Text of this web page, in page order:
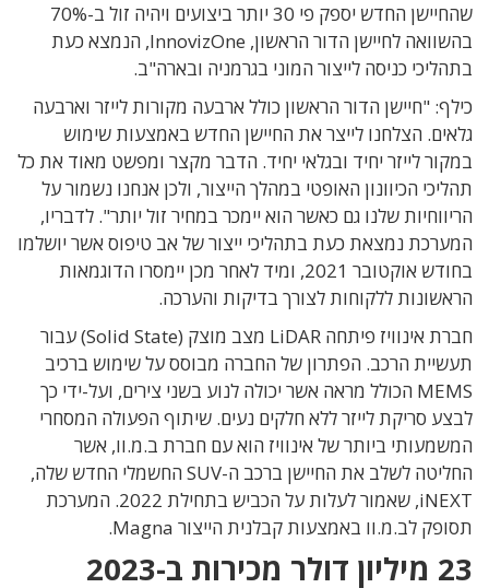
שהחיישן החדש יספק פי 30 יותר ביצועים ויהיה זול ב-70%
בהשוואה לחיישן הדור הראשון, InnovizOne, הנמצא כעת
בתהליכי כניסה לייצור המוני בגרמניה ובארה"ב.
כילף: "חיישן הדור הראשון כולל ארבעה מקורות לייזר וארבעה
גלאים. הצלחנו לייצר את החיישן החדש באמצעות שימוש
במקור לייזר יחיד ובגלאי יחיד. הדבר מקצר ומפשט מאוד את כל
תהליכי הכיוונון האופטי במהלך הייצור, ולכן אנחנו נשמור על
הריווחיות שלנו גם כאשר הוא יימכר במחיר זול יותר". לדבריו,
המערכת נמצאת כעת בתהליכי ייצור של אב טיפוס אשר יושלמו
בחודש אוקטובר 2021, ומיד לאחר מכן יימסרו הדוגמאות
הראשונות ללקוחות לצורך בדיקות והערכה.
חברת אינוויז פיתחה LiDAR מצב מוצק (Solid State) עבור
תעשיית הרכב. הפתרון של החברה מבוסס על שימוש ברכיב
MEMS הכולל מראה אשר יכולה לנוע בשני צירים, ועל-ידי כך
לבצע סריקת לייזר ללא חלקים נעים. שיתוף הפעולה המסחרי
המשמעותי ביותר של אינוויז הוא עם חברת ב.מ.וו, אשר
החליטה לשלב את החיישן ברכב ה-SUV החשמלי החדש שלה,
iNEXT, שאמור לעלות על הכביש בתחילת 2022. המערכת
תסופק לב.מ.וו באמצעות קבלנית הייצור Magna.
23 מיליון דולר מכירות ב-2023